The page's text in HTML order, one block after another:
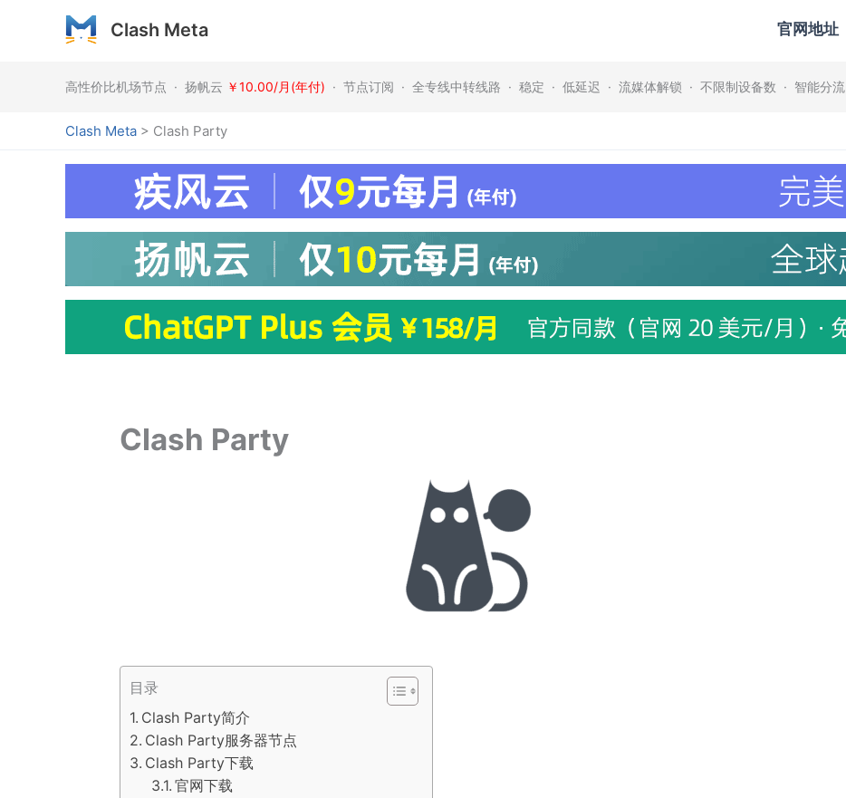
Clash Meta 官网地址
高性价比机场节点 · 扬帆云 ￥10.00/月(年付) · 节点订阅 · 全专线中转线路 · 稳定 · 低延迟 · 流媒体解锁 · 不限制设备数 · 智能分流
Clash Meta > Clash Party
Clash Party
目录
Clash Party简介
Clash Party服务器节点
Clash Party下载
官网下载